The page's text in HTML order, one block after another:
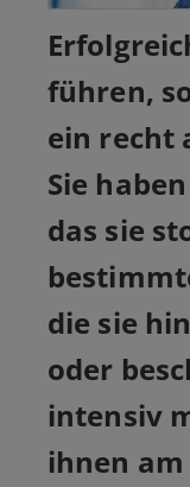
führen,
ein recht
Sie
das sie
die sie
oder
intensiv
ihnen am